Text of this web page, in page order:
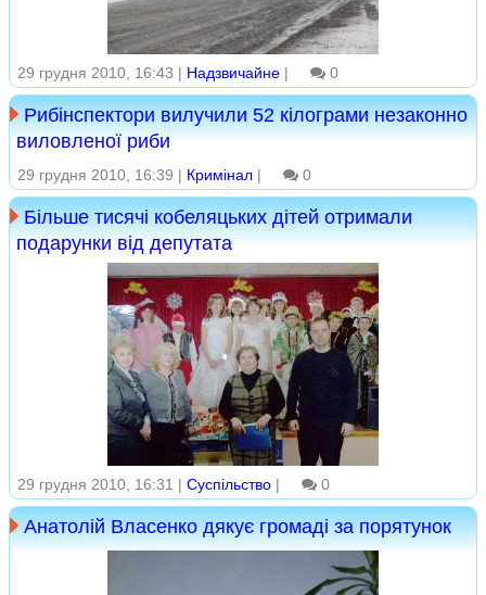
29 грудня 2010, 16:43 | Надзвичайне | 0
Рибінспектори вилучили 52 кілограми незаконно
виловленої риби
29 грудня 2010, 16:39 | Кримінал | 0
Більше тисячі кобеляцьких дітей отримали
подарунки від депутата
29 грудня 2010, 16:31 | Суспільство | 0
Анатолій Власенко дякує громаді за порятунок